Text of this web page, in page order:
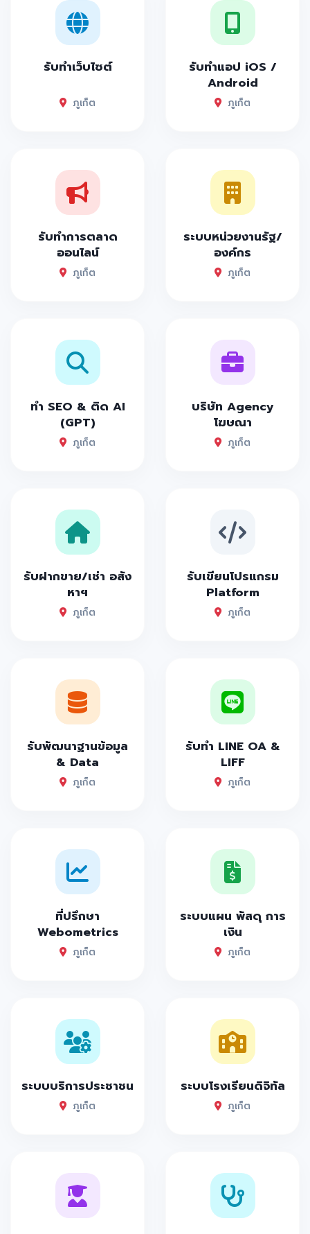
รับทำเว็บไซต์
ภูเก็ต
รับทำแอป iOS /
Android
ภูเก็ต
รับทำการตลาด
ออนไลน์
ภูเก็ต
ระบบหน่วยงานรัฐ/
องค์กร
ภูเก็ต
ทำ SEO & ติด AI
(GPT)
ภูเก็ต
บริษัท Agency
โฆษณา
ภูเก็ต
รับฝากขาย/เช่า อสัง
หาฯ
ภูเก็ต
รับเขียนโปรแกรม
Platform
ภูเก็ต
รับพัฒนาฐานข้อมูล
& Data
ภูเก็ต
รับทำ LINE OA &
LIFF
ภูเก็ต
ที่ปรึกษา
Webometrics
ภูเก็ต
ระบบแผน พัสดุ การ
เงิน
ภูเก็ต
ระบบบริการประชาชน
ภูเก็ต
ระบบโรงเรียนดิจิทัล
ภูเก็ต